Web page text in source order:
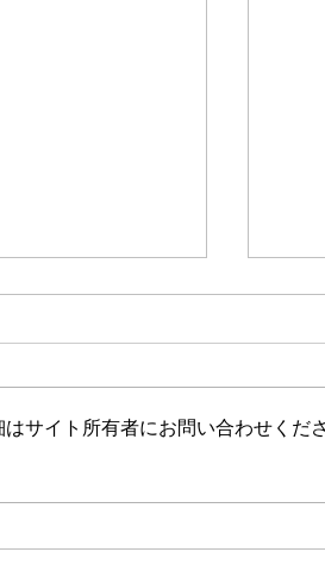
サイト所有者にお問い合わせくださ